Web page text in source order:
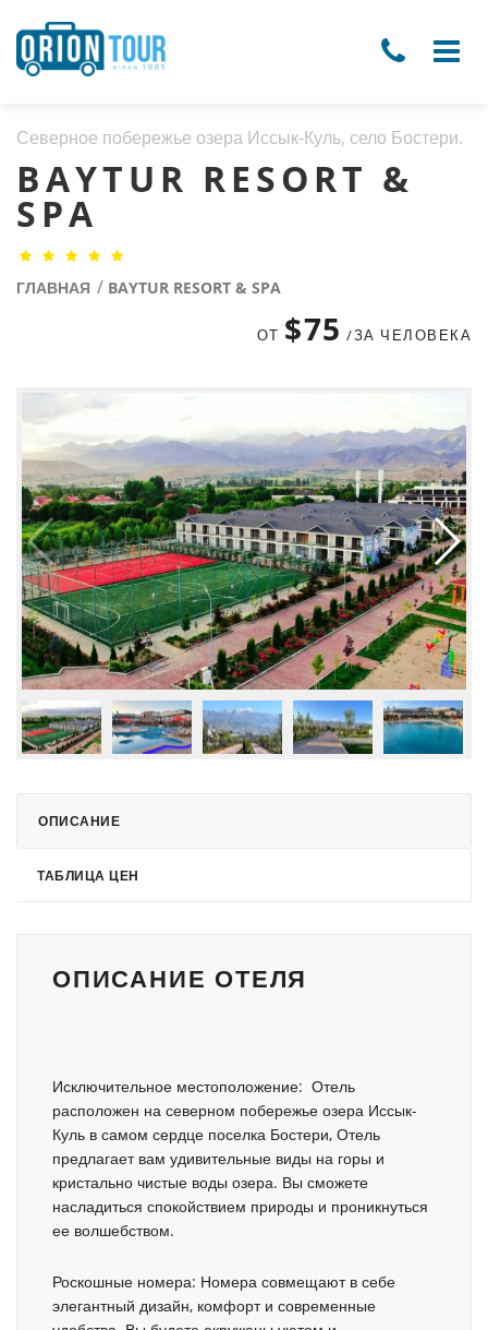
Северное побережье озера Иссык-Куль, село Бостери.
BAYTUR RESORT &
SPA
ГЛАВНАЯ / BAYTUR RESORT & SPA
ОТ $75 /ЗА ЧЕЛОВЕКА
ОПИСАНИЕ
ТАБЛИЦА ЦЕН
ОПИСАНИЕ ОТЕЛЯ
Исключительное местоположение: Отель
расположен на северном побережье озера Иссык-
Куль в самом сердце поселка Бостери, Отель
предлагает вам удивительные виды на горы и
кристально чистые воды озера. Вы сможете
насладиться спокойствием природы и проникнуться
ее волшебством.
Роскошные номера: Номера совмещают в себе
элегантный дизайн, комфорт и современные